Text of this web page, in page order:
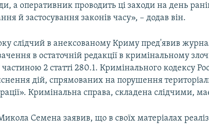
а оперативник проводить ці заходи на день
й застосування законів часу», – додав він.
слідчий в анексованому Криму пред'явив
в остаточній редакції в кримінальному
2 статті 280.1. Кримінального кодексу
дій, спрямованих на порушення
Кримінальна справа, складена слідчими,
Семена заявив, що в своїх матеріалах